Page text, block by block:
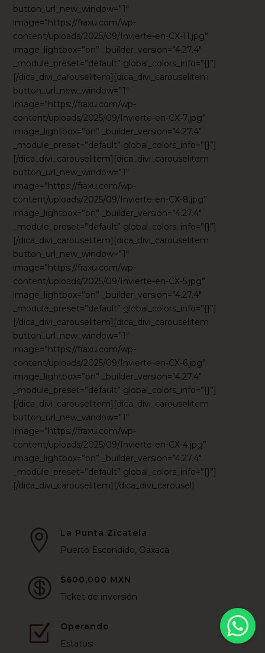
button_url_new_window=”1″
image=”https://fraxu.com/wp-
content/uploads/2025/09/Invierte-en-CX-11.jpg”
image_lightbox=”on” _builder_version=”4.27.4″
_module_preset=”default” global_colors_info=”{}”]
[/dica_divi_carouselitem][dica_divi_carouselitem
button_url_new_window=”1″
image=”https://fraxu.com/wp-
content/uploads/2025/09/Invierte-en-CX-7.jpg”
image_lightbox=”on” _builder_version=”4.27.4″
_module_preset=”default” global_colors_info=”{}”]
[/dica_divi_carouselitem][dica_divi_carouselitem
button_url_new_window=”1″
image=”https://fraxu.com/wp-
content/uploads/2025/09/Invierte-en-CX-8.jpg”
image_lightbox=”on” _builder_version=”4.27.4″
_module_preset=”default” global_colors_info=”{}”]
[/dica_divi_carouselitem][dica_divi_carouselitem
button_url_new_window=”1″
image=”https://fraxu.com/wp-
content/uploads/2025/09/Invierte-en-CX-5.jpg”
image_lightbox=”on” _builder_version=”4.27.4″
_module_preset=”default” global_colors_info=”{}”]
[/dica_divi_carouselitem][dica_divi_carouselitem
button_url_new_window=”1″
image=”https://fraxu.com/wp-
content/uploads/2025/09/Invierte-en-CX-6.jpg”
image_lightbox=”on” _builder_version=”4.27.4″
_module_preset=”default” global_colors_info=”{}”]
[/dica_divi_carouselitem][dica_divi_carouselitem
button_url_new_window=”1″
image=”https://fraxu.com/wp-
content/uploads/2025/09/Invierte-en-CX-4.jpg”
image_lightbox=”on” _builder_version=”4.27.4″
_module_preset=”default” global_colors_info=”{}”]
[/dica_divi_carouselitem][/dica_divi_carousel]

La Punta Zicatela
Puerto Escondido, Oaxaca

$600,000 MXN
Ticket de inversión
Z
Operando
Estatus: